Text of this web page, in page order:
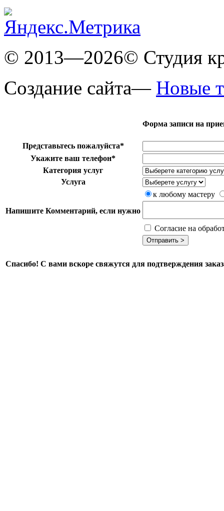
© 2013—2026© Студия
Создание сайта— Новые
Форма записи на
Представьтесь пожалуйста*
Укажите ваш телефон*
Категория услуг
Услуга
к любому мастеру
Напишите Комментарий, если нужно
Согласие на
Спасибо! С вами вскоре свяжутся для подтверждения